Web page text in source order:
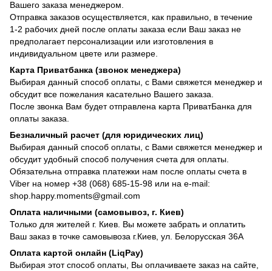
Вашего заказа менеджером.
Отправка заказов осуществляется, как правильно, в течение
1-2 рабочих дней после оплаты заказа если Ваш заказ не
предполагает персонализации или изготовления в
индивидуальном цвете или размере.
Карта Приватбанка (звонок менеджера)
Выбирая данный способ оплаты, с Вами свяжется менеджер и
обсудит все пожелания касательно Вашего заказа.
После звонка Вам будет отправлена карта ПриватБанка для
оплаты заказа.
Безналичный расчет (для юридических лиц)
Выбирая данный способ оплаты, с Вами свяжется менеджер и
обсудит удобный способ получения счета для оплаты.
Обязательна отправка платежки нам после оплаты счета в
Viber на номер +38 (068) 685-15-98 или на e-mail:
shop.happy.moments@gmail.com
Оплата наличными (самовывоз, г. Киев)
Только для жителей г. Киев. Вы можете забрать и оплатить
Ваш заказ в точке самовывоза г.Киев, ул. Белорусская 36А
Оплата картой онлайн (LiqPay)
Выбирая этот способ оплаты, Вы оплачиваете заказ на сайте,